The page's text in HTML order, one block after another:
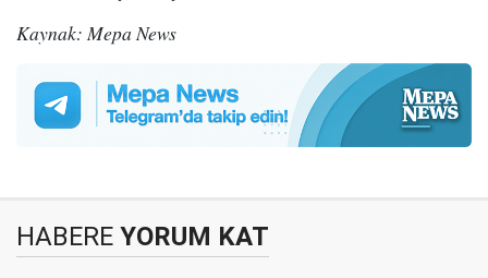
Kaynak: Mepa News
HABERE YORUM KAT